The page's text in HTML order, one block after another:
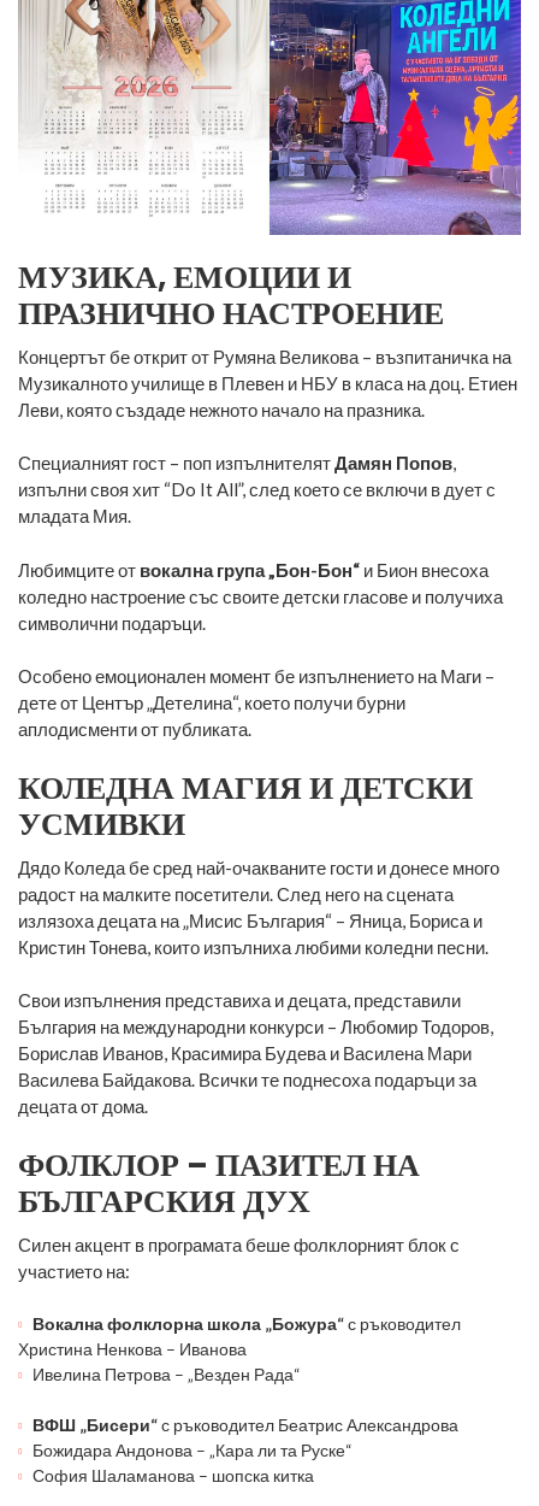
МУЗИКА, ЕМОЦИИ И
ПРАЗНИЧНО НАСТРОЕНИЕ
Концертът бе открит от Румяна Великова – възпитаничка на
Музикалното училище в Плевен и НБУ в класа на доц. Етиен
Леви, която създаде нежното начало на празника.
Специалният гост – поп изпълнителятДамян Попов,
изпълни своя хит “Do It All”, след което се включи в дует с
младата Мия.
Любимците от вокална група „Бон-Бон“ и Бион внесоха
коледно настроение със своите детски гласове и получиха
символични подаръци.
Особено емоционален момент бе изпълнението на Маги –
дете от Център „Детелина“, което получи бурни
аплодисменти от публиката.
КОЛЕДНА МАГИЯ И ДЕТСКИ
УСМИВКИ
Дядо Коледа бе сред най-очакваните гости и донесе много
радост на малките посетители. След него на сцената
излязоха децата на „Мисис България“ – Яница, Бориса и
Кристин Тонева, които изпълниха любими коледни песни.
Свои изпълнения представиха и децата, представили
България на международни конкурси – Любомир Тодоров,
Борислав Иванов, Красимира Будева и Василена Мари
Василева Байдакова. Всички те поднесоха подаръци за
децата от дома.
ФОЛКЛОР – ПАЗИТЕЛ НА
БЪЛГАРСКИЯ ДУХ
Силен акцент в програмата беше фолклорният блок с
участието на:
Вокална фолклорна школа „Божура“с ръководител
Христина Ненкова – Иванова
Ивелина Петрова – „Везден Рада“
ВФШ „Бисери“с ръководител Беатрис Александрова
Божидара Андонова – „Кара ли та Руске“
София Шаламанова – шопска китка